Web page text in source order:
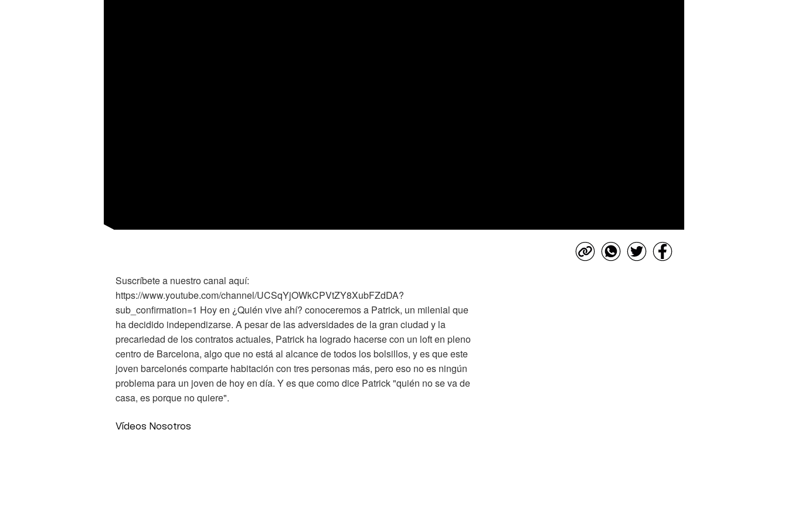
Suscríbete a nuestro canal aquí:
https://www.youtube.com/channel/UCSqYjOWkCPVtZY8XubFZdDA?
sub_confirmation=1 Hoy en ¿Quién vive ahí? conoceremos a Patrick, un milenial que
ha decidido independizarse. A pesar de las adversidades de la gran ciudad y la
precariedad de los contratos actuales, Patrick ha logrado hacerse con un loft en pleno
centro de Barcelona, algo que no está al alcance de todos los bolsillos, y es que este
joven barcelonés comparte habitación con tres personas más, pero eso no es ningún
problema para un joven de hoy en día. Y es que como dice Patrick "quién no se va de
casa, es porque no quiere".
Vídeos Nosotros